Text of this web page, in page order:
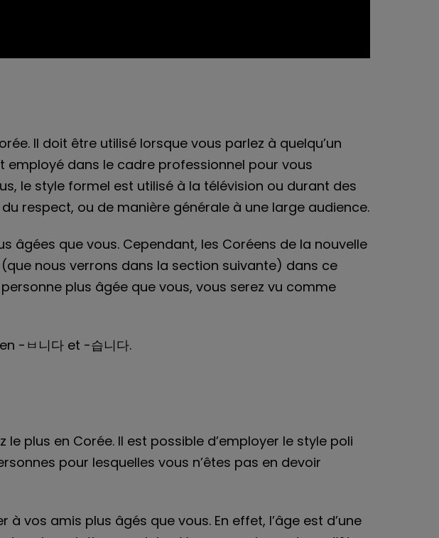
Il doit être utilisé lorsque vous parlez à quelqu’un
dans le cadre professionnel pour vous
le style formel est utilisé à la télévision ou durant des
respect, ou de manière générale à une large audience.
âgées que vous. Cependant, les Coréens de la nouvelle
nous verrons dans la section suivante) dans ce
plus âgée que vous, vous serez vu comme
-ㅂ니다 et -습니다.
plus en Corée. Il est possible d’employer le style poli
pour lesquelles vous n’êtes pas en devoir
vos amis plus âgés que vous. En effet, l’âge est d’une